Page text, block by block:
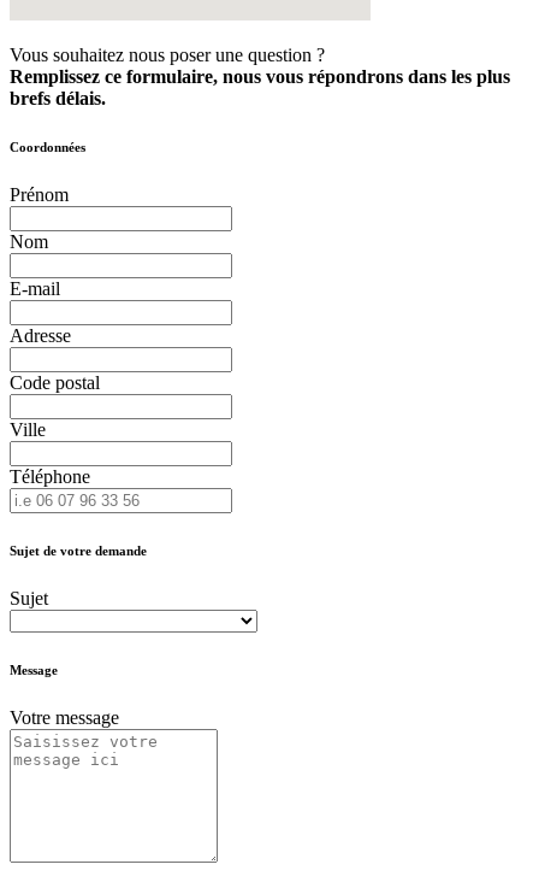
Vous souhaitez nous poser une question ?
Remplissez ce formulaire, nous vous répondrons dans les plus
brefs délais.
Coordonnées
Prénom
Nom
E-mail
Adresse
Code postal
Ville
Téléphone
Sujet de votre demande
Sujet
Message
Votre message